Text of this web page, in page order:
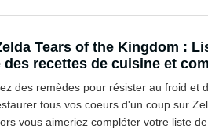
Tears of the Kingdom :
recettes de cuisine et
des remèdes pour résister au froid et
tous vos coeurs d'un coup sur
vous aimeriez compléter votre liste de